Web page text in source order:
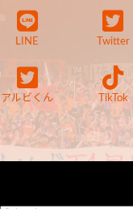
LINE Twitter
アルビくん TikTok